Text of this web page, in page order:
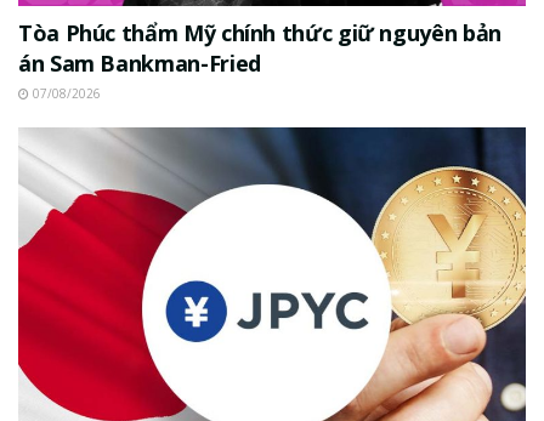
Tòa Phúc thẩm Mỹ chính thức giữ nguyên bản
án Sam Bankman-Fried
07/08/2026